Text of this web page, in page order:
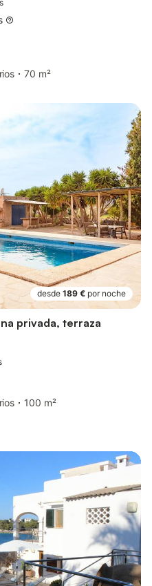
70 m²
desde 189 € por noche
privada, terraza
100 m²